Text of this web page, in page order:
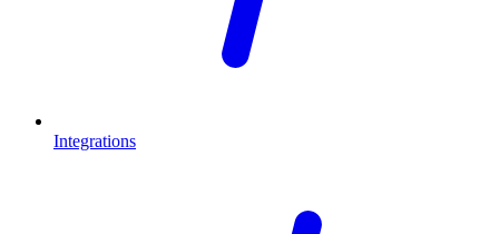
Integrations